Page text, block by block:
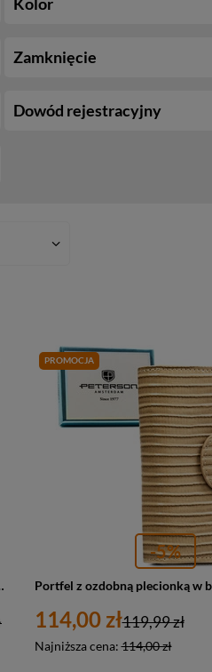
Zamknięcie
Dowód rejestracyjny
N02-RVT BL
PROMOCJA
-5%
114,00 zł
Najniższa cena:114,00 zł
119,99 zł